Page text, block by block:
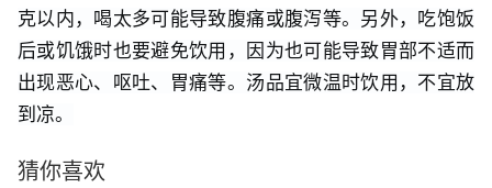
克以内，喝太多可能导致腹痛或腹泻等。另外，吃饱饭
后或饥饿时也要避免饮用，因为也可能导致胃部不适而
出现恶心、呕吐、胃痛等。汤品宜微温时饮用，不宜放
到凉。
猜你喜欢